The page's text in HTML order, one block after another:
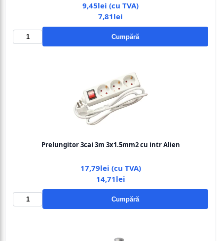
9,45lei (cu TVA)
7,81lei
Cumpără
Prelungitor 3cai 3m 3x1.5mm2 cu intr Alien
17,79lei (cu TVA)
14,71lei
Cumpără